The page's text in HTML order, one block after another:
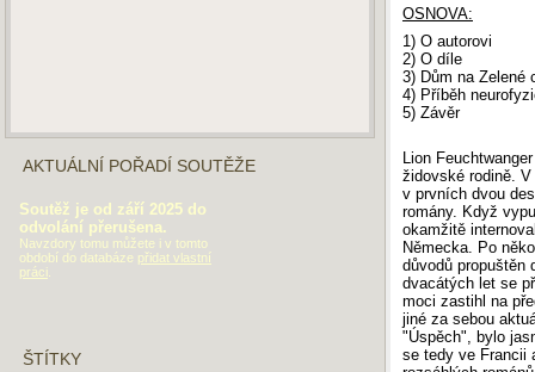
OSNOVA:
1) O autorovi
2) O díle
3) Dům na Zelené
4) Příběh
5) Závěr
Lion
židovské rodině.
v prvních dvou
romány. Když
okamžitě
Německa. Po
důvodů propuštěn
dvacátých let se
moci zastihl na
jiné za sebou
"Úspěch", bylo
se tedy ve Francii
AKTUÁLNÍ POŘADÍ SOUTĚŽE
Soutěž je od září 2025 do
odvolání přerušena.
Navzdory tomu můžete i v tomto
období do databáze přidat vlastní
práci.
ŠTÍTKY